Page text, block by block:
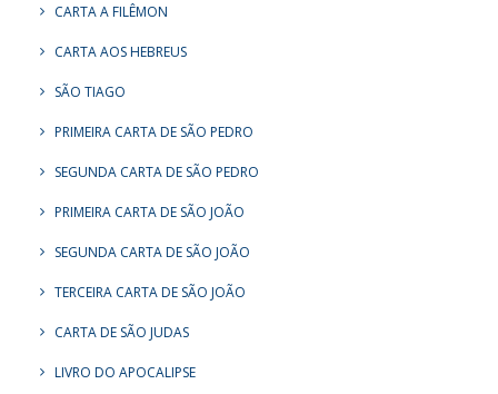
CARTA A FILÊMON
CARTA AOS HEBREUS
SÃO TIAGO
PRIMEIRA CARTA DE SÃO PEDRO
SEGUNDA CARTA DE SÃO PEDRO
PRIMEIRA CARTA DE SÃO JOÃO
SEGUNDA CARTA DE SÃO JOÃO
TERCEIRA CARTA DE SÃO JOÃO
CARTA DE SÃO JUDAS
LIVRO DO APOCALIPSE